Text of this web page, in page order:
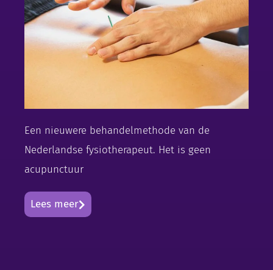
Een nieuwere behandelmethode van de
Nederlandse fysiotherapeut. Het is geen
acupunctuur
Lees meer